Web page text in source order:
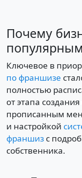
Почему
Ключевое в
по франшизе
полностью
от этапа
прописанным
и настройкой
франшизс
собственника.